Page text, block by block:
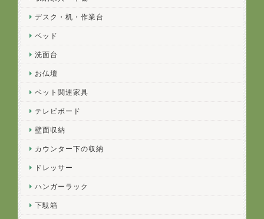
デスク・机・作業台
ベッド
洗面台
お仏壇
ペット関連家具
テレビボード
壁面収納
カウンター下の収納
ドレッサー
ハンガーラック
下駄箱